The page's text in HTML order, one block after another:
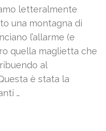
letteralmente
una montagna di
l’allarme (e
quella maglietta che
al
è stata la
…